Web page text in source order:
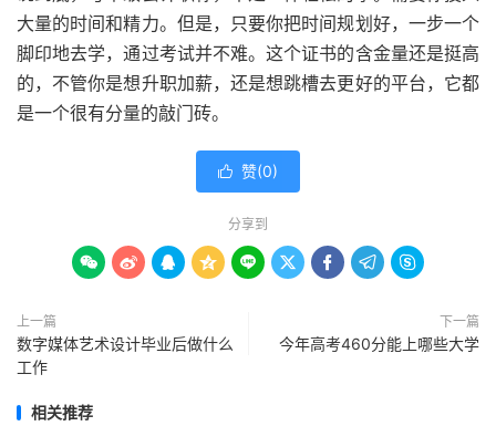
大量的时间和精力。但是，只要你把时间规划好，一步一个
脚印地去学，通过考试并不难。这个证书的含金量还是挺高
的，不管你是想升职加薪，还是想跳槽去更好的平台，它都
是一个很有分量的敲门砖。
 赞(0)
分享到
        
上一篇
数字媒体艺术设计毕业后做什么
工作
下一篇
今年高考460分能上哪些大学
相关推荐